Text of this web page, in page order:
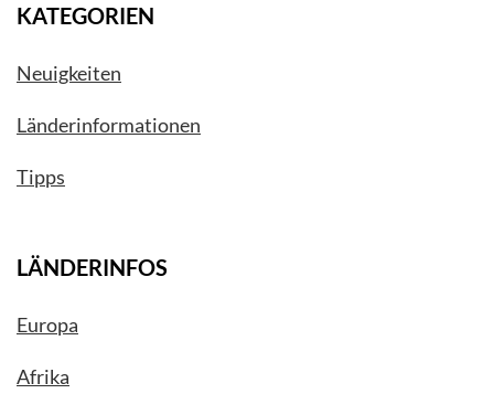
KATEGORIEN
Neuigkeiten
Länderinformationen
Tipps
LÄNDERINFOS
Europa
Afrika